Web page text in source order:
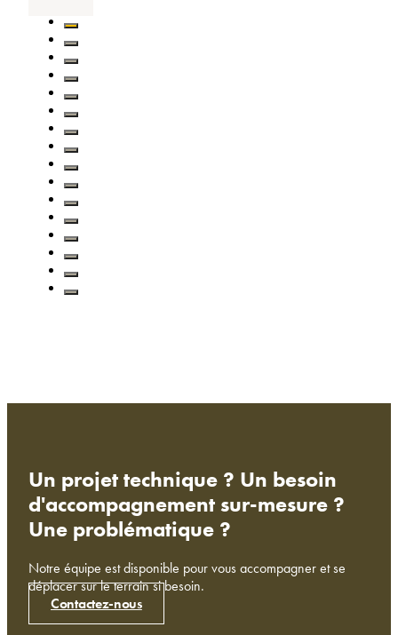
Un projet technique ? Un besoin
d'accompagnement sur-mesure ?
Une problématique ?
Notre équipe est disponible pour vous accompagner et se
déplacer sur le terrain si besoin.
Contactez-nous